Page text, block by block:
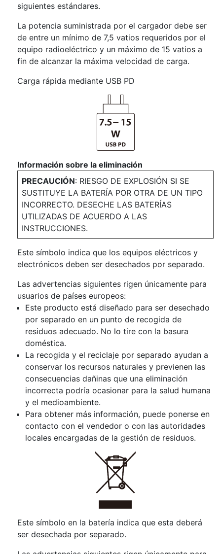
siguientes estándares.
La potencia suministrada por el cargador debe ser
de entre un mínimo de 7,5 vatios requeridos por el
equipo radioeléctrico y un máximo de 15 vatios a
fin de alcanzar la máxima velocidad de carga.
Carga rápida mediante USB PD
Información sobre la eliminación
PRECAUCIÓN: RIESGO DE EXPLOSIÓN SI SE
SUSTITUYE LA BATERÍA POR OTRA DE UN TIPO
INCORRECTO. DESECHE LAS BATERÍAS
UTILIZADAS DE ACUERDO A LAS
INSTRUCCIONES.
Este símbolo indica que los equipos eléctricos y
electrónicos deben ser desechados por separado.
Las advertencias siguientes rigen únicamente para
usuarios de países europeos:
Este producto está diseñado para ser desechado
por separado en un punto de recogida de
residuos adecuado. No lo tire con la basura
doméstica.
La recogida y el reciclaje por separado ayudan a
conservar los recursos naturales y previenen las
consecuencias dañinas que una eliminación
incorrecta podría ocasionar para la salud humana
y el medioambiente.
Para obtener más información, puede ponerse en
contacto con el vendedor o con las autoridades
locales encargadas de la gestión de residuos.
Este símbolo en la batería indica que esta deberá
ser desechada por separado.